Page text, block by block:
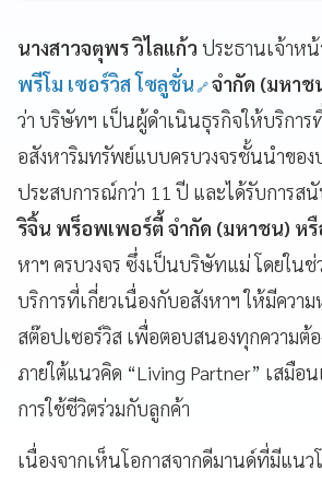
นางสาวจตุพร วิไลแก้ว ประธานเจ้าห
พรีโม เซอร์วิส โซลูชั่น จำกัด (มหาช
ว่า บริษัทฯ เป็นผู้ดำเนินธุรกิจให้บริการ
อสังหาริมทรัพย์แบบครบวงจรชั้นนำของ
ประสบการณ์กว่า 11 ปี และได้รับการส
ริจิ้น พร็อพเพอร์ตี้ จำกัด (มหาชน) หรื
หาฯ ครบวงจร ซึ่งเป็นบริษัทแม่ โดยในช่
บริการที่เกี่ยวเนื่องกับอสังหาฯ ให้มีควา
สต๊อปเซอร์วิส เพื่อตอบสนองทุกความต้
ภายใต้แนวคิด “Living Partner” เสมือ
การใช้ชีวิตร่วมกับลูกค้า
เนื่องจากเห็นโอกาสจากดีมานด์ที่มีแนว